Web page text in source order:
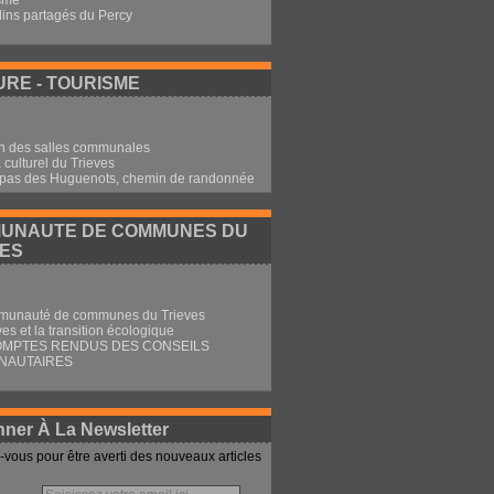
partagés du Percy
- TOURISME
des salles communales
culturel du Trieves
des Huguenots, chemin de randonnée
DE COMMUNES DU
de communes du Trieves
et la transition écologique
RENDUS DES CONSEILS
À La Newsletter
vous pour être averti des nouveaux articles